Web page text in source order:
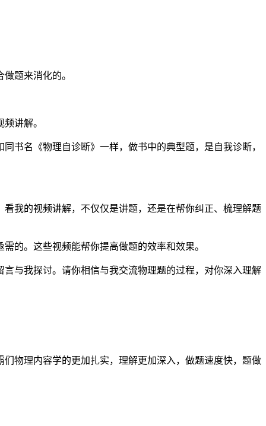
题来消化的。
讲解。
书名《物理自诊断》一样，做书中的典型题，是自我诊断，
我的视频讲解，不仅仅是讲题，还是在帮你纠正、梳理解题
的。这些视频能帮你提高做题的效率和效果。
与我探讨。请你相信与我交流物理题的过程，对你深入理解
物理内容学的更加扎实，理解更加深入，做题速度快，题做